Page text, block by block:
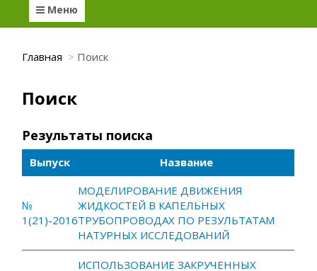
Меню
Главная Поиск
Поиск
Результаты поиска
Выпуск Название
№
1(21)-2016
МОДЕЛИРОВАНИЕ ДВИЖЕНИЯ
ЖИДКОСТЕЙ В КАПЕЛЬНЫХ
ТРУБОПРОВОДАХ ПО РЕЗУЛЬТАТАМ
НАТУРНЫХ ИССЛЕДОВАНИЙ
ИСПОЛЬЗОВАНИЕ ЗАКРУЧЕННЫХ